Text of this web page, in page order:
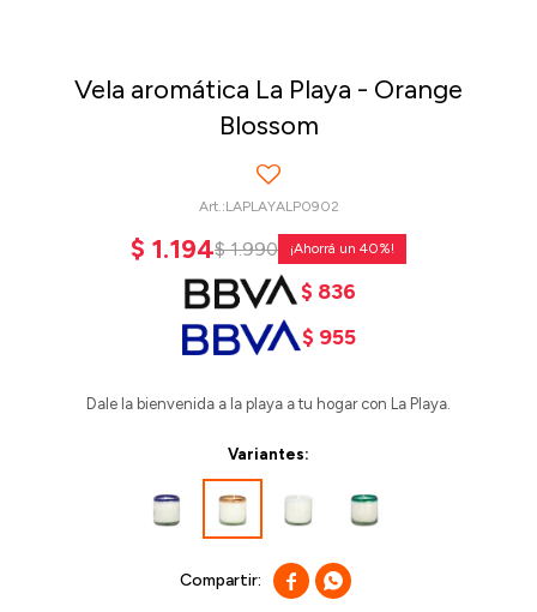
Vela aromática La Playa - Orange
Blossom
LAPLAYALP0902
$ 1.194$ 1.990 40
$ 836
$ 955
Dale la bienvenida a la playa a tu hogar con La Playa.
Variantes:
 